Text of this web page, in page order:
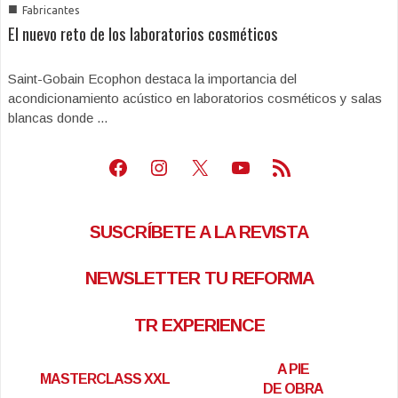
■ Fabricantes
El nuevo reto de los laboratorios cosméticos
Saint-Gobain Ecophon destaca la importancia del
acondicionamiento acústico en laboratorios cosméticos y salas
blancas donde ...
Facebook
Instagram
X Youtube
Feed RSS
SUSCRÍBETE A LA REVISTA
NEWSLETTER TU REFORMA
TR EXPERIENCE
MASTERCLASS XXL
A PIE
DE OBRA